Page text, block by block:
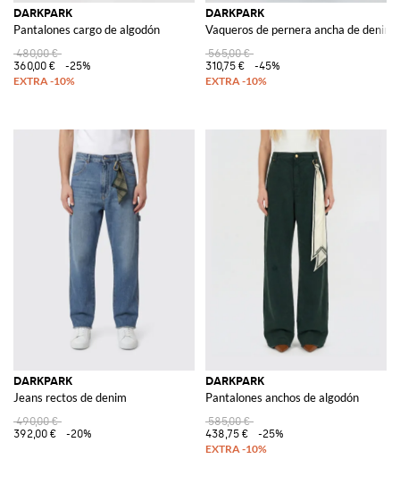
DARKPARK
Pantalones cargo de algodón
480,00 €
360,00 €
-25%
DARKPARK
Vaqueros de pernera ancha de denim
565,00 €
310,75 €
-45%
DARKPARK
Jeans rectos de denim
490,00 €
392,00 €
-20%
DARKPARK
Pantalones anchos de algodón
585,00 €
438,75 €
-25%